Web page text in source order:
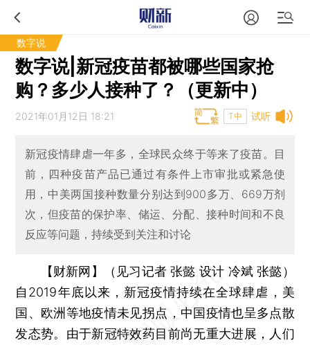
数字说
数字说|新冠疫苗都被哪些国家抢
购？多少人接种了？（更新中）
试听
2021年01月12日 18:21 T中
新冠疫情肆虐一年多，全球民众终于等来了疫苗。目
前，四种疫苗产品已通过有条件上市审批或紧急使
用，中美两国接种数量分别达到900多万、669万剂
次，但疫苗的保护率、储运、分配、接种时间和不良
反应等问题，持续受到关注和讨论
【财新网】（见习记者 张懿 设计 冷斌 张懿）
自2019年底以来，新冠疫情持续在全球肆虐，美
国、欧洲等地疫情未见拐点，中国疫情也呈多点散
发态势。由于新冠特效药目前尚无重大进展，人们